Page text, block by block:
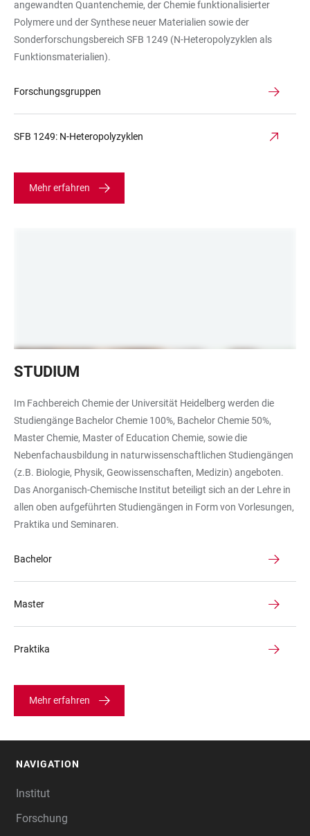
angewandten Quantenchemie, der Chemie funktionalisierter
Polymere und der Synthese neuer Materialien sowie der
Sonderforschungsbereich SFB 1249 (N-Heteropolyzyklen als
Funktionsmaterialien).
Forschungsgruppen
SFB 1249: N-Heteropolyzyklen
Mehr erfahren
in
Bibliothek
STUDIUM
Im Fachbereich Chemie der Universität Heidelberg werden die
Studiengänge Bachelor Chemie 100%, Bachelor Chemie 50%,
Master Chemie, Master of Education Chemie, sowie die
Nebenfachausbildung in naturwissenschaftlichen Studiengängen
(z.B. Biologie, Physik, Geowissenschaften, Medizin) angeboten.
Das Anorganisch-Chemische Institut beteiligt sich an der Lehre in
allen oben aufgeführten Studiengängen in Form von Vorlesungen,
Praktika und Seminaren.
Bachelor
Master
Praktika
Mehr erfahren
NAVIGATION
Institut
Forschung